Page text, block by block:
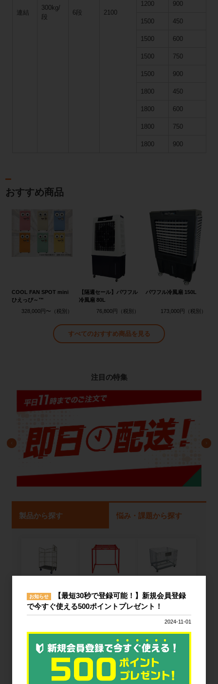
連結
300kg/
段
6段 2100
1200 900
1500 450
1500 600
1500 750
1500 900
1800 450
1800 600
1800 750
1800 900
おすすめ商品
COOL FAN SPOT mini
ひえっぴ～™
328,000円〜
【隔週セール】パワフル
冷風扇 80L
76,800円
パワフル冷風扇 150L
173,000円
すべてのおすすめ商品を見る
注目の特集
製品から探す 悩み・課題から探す
ラック
ット
6輪台車 ラック
お知らせ
【最短30秒で登録可能！】新規会員登録
で今すぐ使える500ポイントプレゼント！
2024-11-01